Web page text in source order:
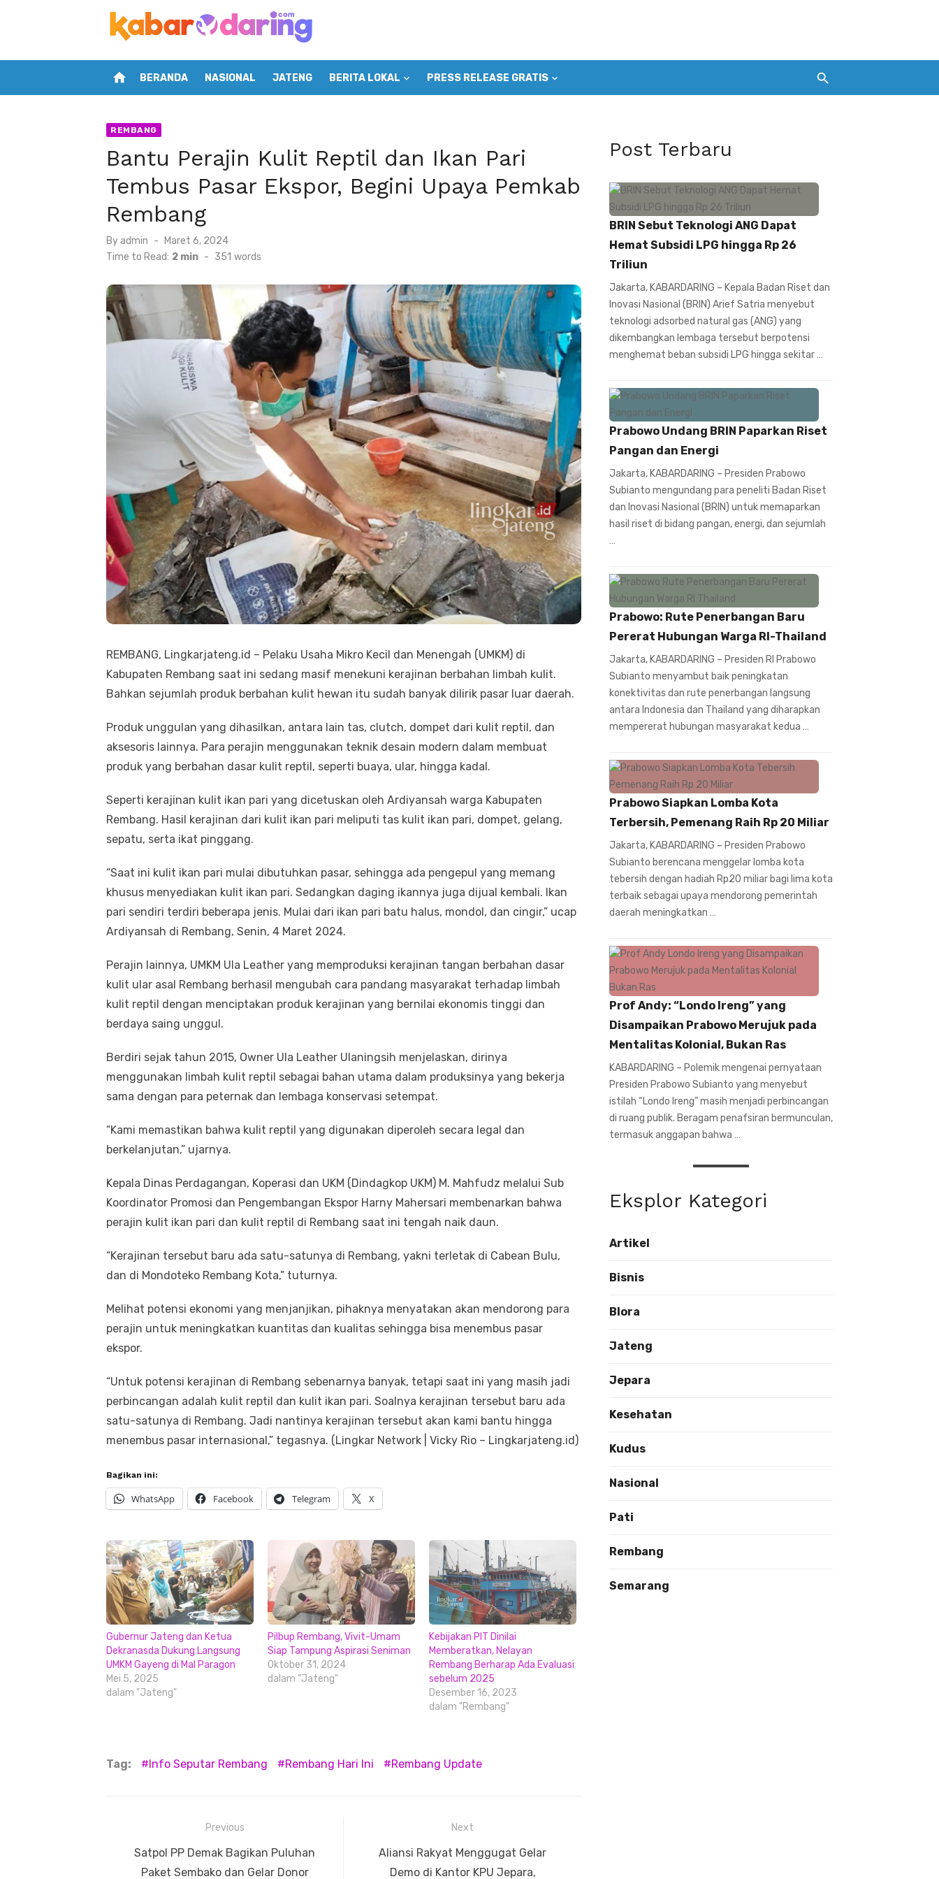
home BERANDA NASIONAL JATENG BERITA LOKAL PRESS RELEASE GRATIS
REMBANG
Bantu Perajin Kulit Reptil dan Ikan Pari
Tembus Pasar Ekspor, Begini Upaya Pemkab
Rembang
By admin
Posted
on
Maret 6, 2024
Time to Read: 2 min - 351 words
REMBANG, Lingkarjateng.id – Pelaku Usaha Mikro Kecil dan Menengah (UMKM) di
Kabupaten Rembang saat ini sedang masif menekuni kerajinan berbahan limbah kulit.
Bahkan sejumlah produk berbahan kulit hewan itu sudah banyak dilirik pasar luar daerah.
Produk unggulan yang dihasilkan, antara lain tas, clutch, dompet dari kulit reptil, dan
aksesoris lainnya. Para perajin menggunakan teknik desain modern dalam membuat
produk yang berbahan dasar kulit reptil, seperti buaya, ular, hingga kadal.
Seperti kerajinan kulit ikan pari yang dicetuskan oleh Ardiyansah warga Kabupaten
Rembang. Hasil kerajinan dari kulit ikan pari meliputi tas kulit ikan pari, dompet, gelang,
sepatu, serta ikat pinggang.
“Saat ini kulit ikan pari mulai dibutuhkan pasar, sehingga ada pengepul yang memang
khusus menyediakan kulit ikan pari. Sedangkan daging ikannya juga dijual kembali. Ikan
pari sendiri terdiri beberapa jenis. Mulai dari ikan pari batu halus, mondol, dan cingir,” ucap
Ardiyansah di Rembang, Senin, 4 Maret 2024.
Perajin lainnya, UMKM Ula Leather yang memproduksi kerajinan tangan berbahan dasar
kulit ular asal Rembang berhasil mengubah cara pandang masyarakat terhadap limbah
kulit reptil dengan menciptakan produk kerajinan yang bernilai ekonomis tinggi dan
berdaya saing unggul.
Berdiri sejak tahun 2015, Owner Ula Leather Ulaningsih menjelaskan, dirinya
menggunakan limbah kulit reptil sebagai bahan utama dalam produksinya yang bekerja
sama dengan para peternak dan lembaga konservasi setempat.
“Kami memastikan bahwa kulit reptil yang digunakan diperoleh secara legal dan
berkelanjutan,” ujarnya.
Kepala Dinas Perdagangan, Koperasi dan UKM (Dindagkop UKM) M. Mahfudz melalui Sub
Koordinator Promosi dan Pengembangan Ekspor Harny Mahersari membenarkan bahwa
perajin kulit ikan pari dan kulit reptil di Rembang saat ini tengah naik daun.
“Kerajinan tersebut baru ada satu-satunya di Rembang, yakni terletak di Cabean Bulu,
dan di Mondoteko Rembang Kota,” tuturnya.
Melihat potensi ekonomi yang menjanjikan, pihaknya menyatakan akan mendorong para
perajin untuk meningkatkan kuantitas dan kualitas sehingga bisa menembus pasar
ekspor.
“Untuk potensi kerajinan di Rembang sebenarnya banyak, tetapi saat ini yang masih jadi
perbincangan adalah kulit reptil dan kulit ikan pari. Soalnya kerajinan tersebut baru ada
satu-satunya di Rembang. Jadi nantinya kerajinan tersebut akan kami bantu hingga
menembus pasar internasional,” tegasnya. (Lingkar Network | Vicky Rio – Lingkarjateng.id)
Bagikan ini:
WhatsApp Facebook Telegram X
Gubernur Jateng dan Ketua
Dekranasda Dukung Langsung
UMKM Gayeng di Mal Paragon
Mei 5, 2025
dalam "Jateng"
Pilbup Rembang, Vivit-Umam
Siap Tampung Aspirasi Seniman
Oktober 31, 2024
dalam "Jateng"
Kebijakan PIT Dinilai
Memberatkan, Nelayan
Rembang Berharap Ada Evaluasi
sebelum 2025
Desember 16, 2023
dalam "Rembang"
Tag: Info Seputar Rembang Rembang Hari Ini Rembang Update
pos
Previous
Previous
post:
Satpol PP Demak Bagikan Puluhan
Paket Sembako dan Gelar Donor
Next
Next
post:
Aliansi Rakyat Menggugat Gelar
Demo di Kantor KPU Jepara,
Post Terbaru
BRIN Sebut Teknologi ANG Dapat
Hemat Subsidi LPG hingga Rp 26
Triliun
Jakarta, KABARDARING – Kepala Badan Riset dan
Inovasi Nasional (BRIN) Arief Satria menyebut
teknologi adsorbed natural gas (ANG) yang
dikembangkan lembaga tersebut berpotensi
menghemat beban subsidi LPG hingga sekitar …
Prabowo Undang BRIN Paparkan Riset
Pangan dan Energi
Jakarta, KABARDARING – Presiden Prabowo
Subianto mengundang para peneliti Badan Riset
dan Inovasi Nasional (BRIN) untuk memaparkan
hasil riset di bidang pangan, energi, dan sejumlah
…
Prabowo: Rute Penerbangan Baru
Pererat Hubungan Warga RI-Thailand
Jakarta, KABARDARING – Presiden RI Prabowo
Subianto menyambut baik peningkatan
konektivitas dan rute penerbangan langsung
antara Indonesia dan Thailand yang diharapkan
mempererat hubungan masyarakat kedua …
Prabowo Siapkan Lomba Kota
Terbersih, Pemenang Raih Rp 20 Miliar
Jakarta, KABARDARING – Presiden Prabowo
Subianto berencana menggelar lomba kota
tebersih dengan hadiah Rp20 miliar bagi lima kota
terbaik sebagai upaya mendorong pemerintah
daerah meningkatkan …
Prof Andy: “Londo Ireng” yang
Disampaikan Prabowo Merujuk pada
Mentalitas Kolonial, Bukan Ras
KABARDARING – Polemik mengenai pernyataan
Presiden Prabowo Subianto yang menyebut
istilah “Londo Ireng” masih menjadi perbincangan
di ruang publik. Beragam penafsiran bermunculan,
termasuk anggapan bahwa …
Eksplor Kategori
Artikel
Bisnis
Blora
Jateng
Jepara
Kesehatan
Kudus
Nasional
Pati
Rembang
Semarang